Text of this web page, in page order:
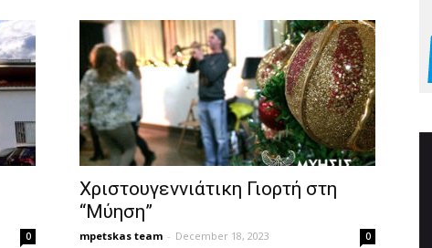
0
Χριστουγεννιάτικη Γιορτή στη
“Μύηση”
mpetskas team - December 18, 2023 0